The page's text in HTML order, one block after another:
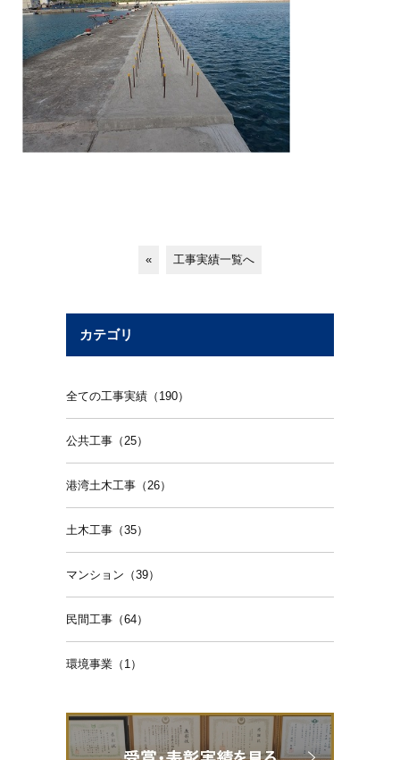
« 工事実績一覧へ
カテゴリ
全ての工事実績（190）
公共工事（25）
港湾土木工事（26）
土木工事（35）
マンション（39）
民間工事（64）
環境事業（1）